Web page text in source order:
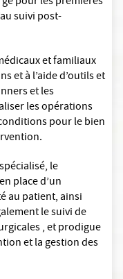
suivi post-
et familiaux
et à l’aide d’outils et
et les
les opérations
pour le bien
le
place d’un
au patient, ainsi
le suivi de
, et prodigue
et la gestion des